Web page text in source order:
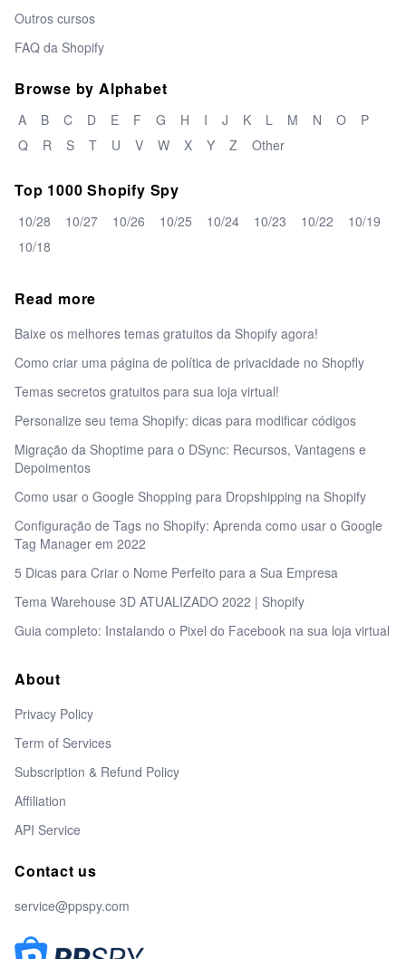
Outros cursos
FAQ da Shopify
Browse by Alphabet
A B C D E F G H I J K L M N O
P
Q
R S T U V W X Y Z Other
Top 1000 Shopify Spy
10/28 10/27 10/26 10/25 10/24 10/23 10/22
10/19
10/18
Read more
Baixe os melhores temas gratuitos da Shopify agora!
Como criar uma página de política de privacidade no Shopfly
Temas secretos gratuitos para sua loja virtual!
Personalize seu tema Shopify: dicas para modificar códigos
Migração da Shoptime para o DSync: Recursos, Vantagens e
Depoimentos
Como usar o Google Shopping para Dropshipping na Shopify
Configuração de Tags no Shopify: Aprenda como usar o Google
Tag Manager em 2022
5 Dicas para Criar o Nome Perfeito para a Sua Empresa
Tema Warehouse 3D ATUALIZADO 2022 | Shopify
Guia completo: Instalando o Pixel do Facebook na sua loja virtual
About
Privacy Policy
Term of Services
Subscription & Refund Policy
Affiliation
API Service
Contact us
service@ppspy.com